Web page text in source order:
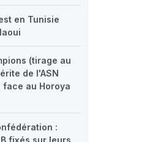
en Tunisie
(tirage au
de l'ASN
face au Horoya
:
fixés sur leurs